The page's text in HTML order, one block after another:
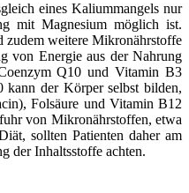
eines Kaliummangels nur
mit Magnesium möglich ist.
zudem weitere Mikronährstoffe
von Energie aus der Nahrung
Q10 und Vitamin B3
der Körper selbst bilden,
Folsäure und Vitamin B12
von Mikronährstoffen, etwa
sollten Patienten daher am
der Inhaltsstoffe achten.